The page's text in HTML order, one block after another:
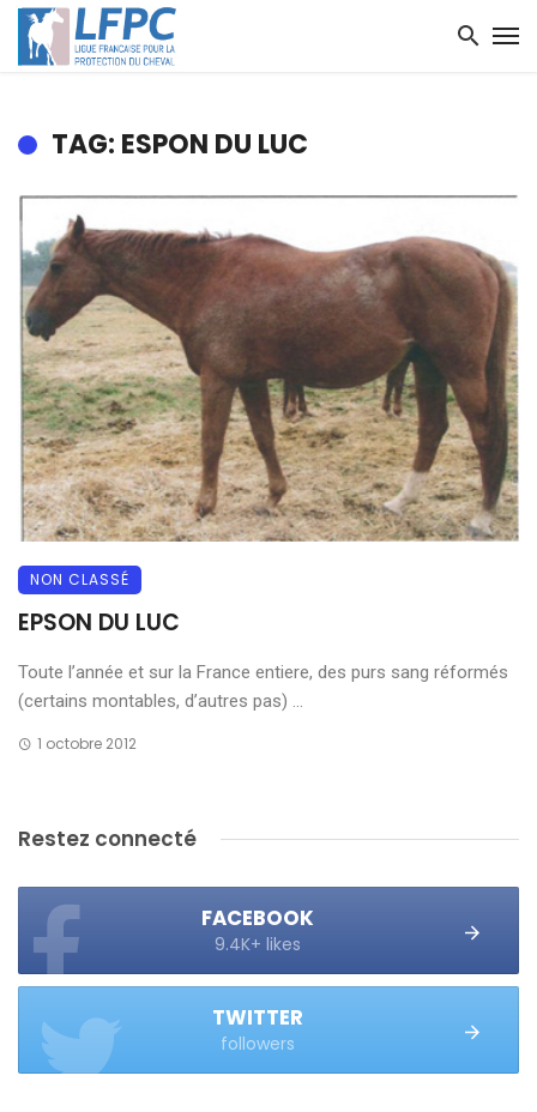
TAG: ESPON DU LUC
NON CLASSÉ
EPSON DU LUC
Toute l’année et sur la France entiere, des purs sang réformés
(certains montables, d’autres pas) ...
1 octobre 2012
Restez connecté
FACEBOOK
9.4K+ likes
TWITTER
followers